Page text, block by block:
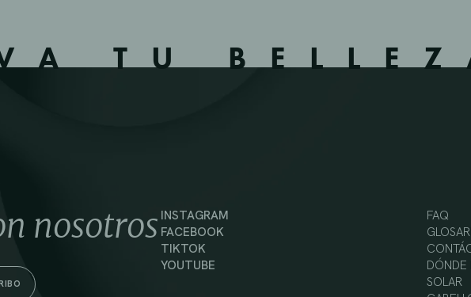
TU
nosotros INSTAGRAM
FACEBOOK
TIKTOK
YOUTUBE
FAQ
DÓNDE
SOLAR